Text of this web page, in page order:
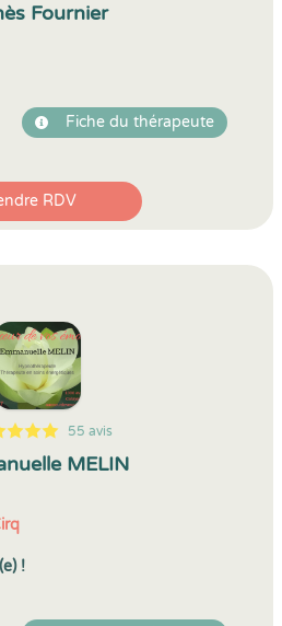
Fournier
Fiche du thérapeute
RDV
55 avis
MELIN
!